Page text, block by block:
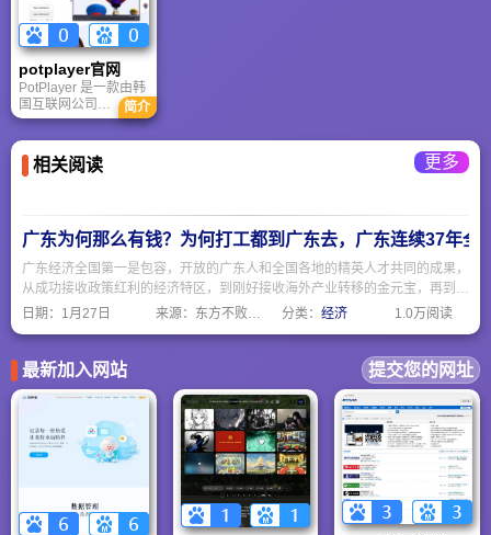
值。
potplayer官网
PotPlayer 是一款由韩
国互联网公司
Kakao（原 Daum）
开发的免费软件，官
方中文支持页面，对
国内用户非常友好。
“格式通吃、无广告、
低占用、高自定义”的
硬核实力，成为了
Windows 平台上最受
欢迎的本地视频播放
简介
相关阅读 更多
广东为何那么有钱？为何打工都到广东去，广东连续37年全
广东经济全国第一是包容，开放的广东人和全国各地的精英人才共同的成果，
从成功接收政策红利的经济特区，到刚好接收海外产业转移的金元宝，再到产
业升级的高科技产业，广东勇冠三军，当仁不让。广东人的包容开放是接纳外
日期： 1月27日 来源：东方不败网址大全 分类：经济 1.0万阅读
最新加入网站 提交您的网址